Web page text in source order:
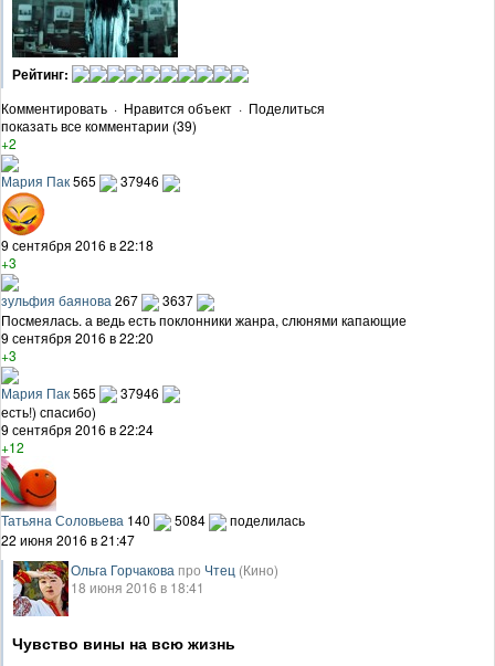
Рейтинг:
Комментировать · Нравится объект · Поделиться
показать все комментарии (39)
+2
Мария Пак565 37946
9 сентября 2016 в 22:18
+3
зульфия баянова 267
3637
Посмеялась. а ведь есть поклонники жанра, слюнями капающие
9 сентября 2016 в 22:20
+3
Мария Пак565
37946
есть!) спасибо)
9 сентября 2016 в 22:24
+12
Татьяна Соловьева 140 5084
поделилась
22 июня 2016 в 21:47
Ольга Горчакова про Чтец (Кино)
18 июня 2016 в 18:41
Чувство вины на всю жизнь